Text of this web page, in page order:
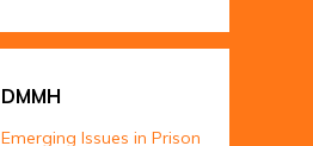
DMMH
Emerging Issues in Prison